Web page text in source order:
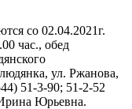
со 02.04.2021г.
час., обед
ул. Ржанова,
51-3-90; 51-2-52
Юрьевна.